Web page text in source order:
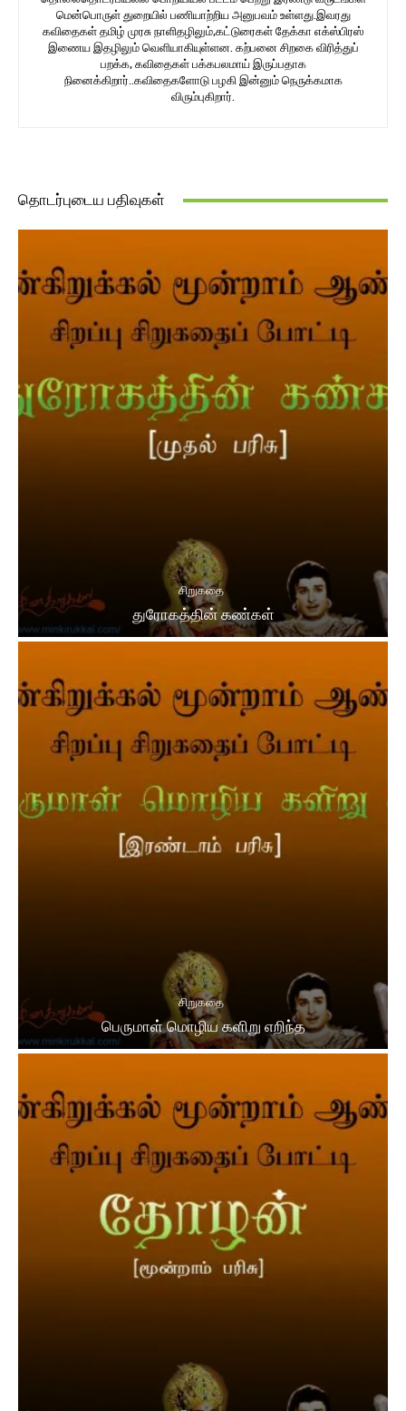
மென்பொருள் துறையில் பணியாற்றிய அனுபவம் உள்ளது.இவரது
கவிதைகள் தமிழ் முரசு நாளிதழிலும்,கட்டுரைகள் தேக்கா எக்ஸ்பிரஸ்
இணைய இதழிலும் வெளியாகியுள்ளன. கற்பனை சிறகை விரித்துப்
பறக்க, கவிதைகள் பக்கபலமாய் இருப்பதாக
நினைக்கிறார்..கவிதைகளோடு பழகி இன்னும் நெருக்கமாக
விரும்புகிறார்.
தொடர்புடைய பதிவுகள்
சிறுகதை
துரோகத்தின் கண்கள்
சிறுகதை
பெருமாள் மொழிய களிறு எறிந்த